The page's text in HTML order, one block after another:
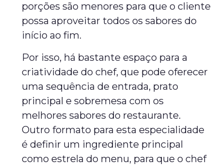
porções são menores para que o cliente
possa aproveitar todos os sabores do
início ao fim.
Por isso, há bastante espaço para a
criatividade do chef, que pode oferecer
uma sequência de entrada, prato
principal e sobremesa com os
melhores sabores do restaurante.
Outro formato para esta especialidade
é definir um ingrediente principal
como estrela do menu, para que o chef